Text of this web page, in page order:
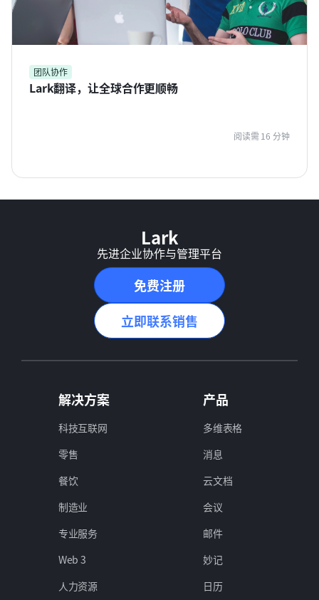
团队协作
Lark翻译，让全球合作更顺畅
阅读需 16 分钟
Lark
先进企业协作与管理平台
免费注册
立即联系销售
解决方案
科技互联网
零售
餐饮
制造业
专业服务
Web 3
人力资源
产品
多维表格
消息
云文档
会议
邮件
妙记
日历